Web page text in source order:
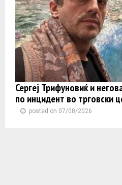
Сергеј Трифуновиќ и
по инцидент во трговски
posted on 07/08/2026